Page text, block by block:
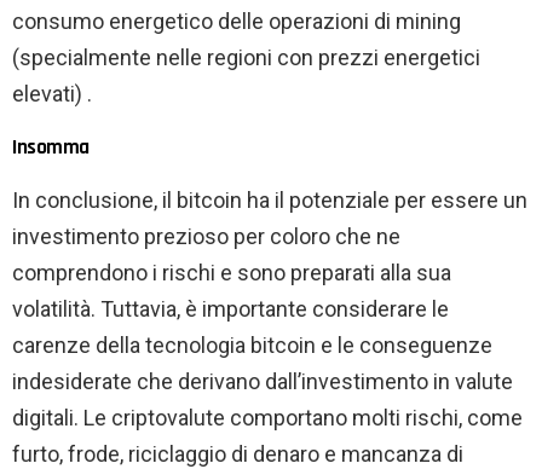
consumo energetico delle operazioni di mining
(specialmente nelle regioni con prezzi energetici
elevati) .
Insomma
In conclusione, il bitcoin ha il potenziale per essere un
investimento prezioso per coloro che ne
comprendono i rischi e sono preparati alla sua
volatilità. Tuttavia, è importante considerare le
carenze della tecnologia bitcoin e le conseguenze
indesiderate che derivano dall’investimento in valute
digitali. Le criptovalute comportano molti rischi, come
furto, frode, riciclaggio di denaro e mancanza di